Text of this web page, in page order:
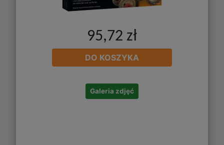
95,72 zł
DO KOSZYKA
Galeria zdjęć